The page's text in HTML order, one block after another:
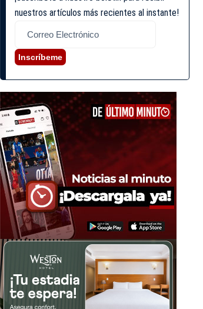
nuestros artículos más recientes al instante!
Inscríbeme